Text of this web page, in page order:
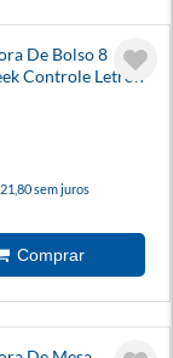
De Bolso 8
Controle Letron
sem juros